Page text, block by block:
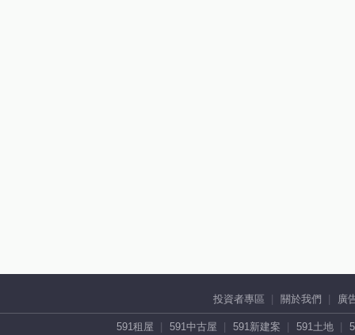
投資者專區 關於我們 廣
591租屋 591中古屋 591新建案 591土地